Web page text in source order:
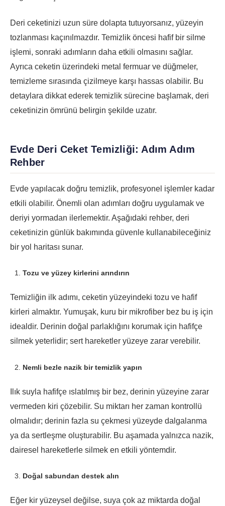
Deri ceketinizi uzun süre dolapta tutuyorsanız, yüzeyin
tozlanması kaçınılmazdır. Temizlik öncesi hafif bir silme
işlemi, sonraki adımların daha etkili olmasını sağlar.
Ayrıca ceketin üzerindeki metal fermuar ve düğmeler,
temizleme sırasında çizilmeye karşı hassas olabilir. Bu
detaylara dikkat ederek temizlik sürecine başlamak, deri
ceketinizin ömrünü belirgin şekilde uzatır.
Evde Deri Ceket Temizliği: Adım Adım
Rehber
Evde yapılacak doğru temizlik, profesyonel işlemler kadar
etkili olabilir. Önemli olan adımları doğru uygulamak ve
deriyi yormadan ilerlemektir. Aşağıdaki rehber, deri
ceketinizin günlük bakımında güvenle kullanabileceğiniz
bir yol haritası sunar.
Tozu ve yüzey kirlerini arındırın
Temizliğin ilk adımı, ceketin yüzeyindeki tozu ve hafif
kirleri almaktır. Yumuşak, kuru bir mikrofiber bez bu iş için
idealdir. Derinin doğal parlaklığını korumak için hafifçe
silmek yeterlidir; sert hareketler yüzeye zarar verebilir.
Nemli bezle nazik bir temizlik yapın
Ilık suyla hafifçe ıslatılmış bir bez, derinin yüzeyine zarar
vermeden kiri çözebilir. Su miktarı her zaman kontrollü
olmalıdır; derinin fazla su çekmesi yüzeyde dalgalanma
ya da sertleşme oluşturabilir. Bu aşamada yalnızca nazik,
dairesel hareketlerle silmek en etkili yöntemdir.
Doğal sabundan destek alın
Eğer kir yüzeysel değilse, suya çok az miktarda doğal